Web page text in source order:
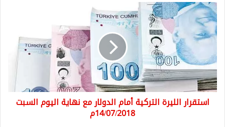
استقرار
الليرة
التركية
أمام
مع
نهاية
اليوم
السبت
14/07/2018م
استقرار الليرة التركية أمام الدولار مع نهاية اليوم السبت
14/07/2018م